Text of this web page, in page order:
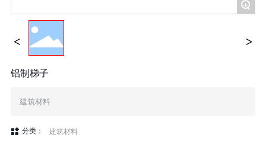
+
铝制梯子
建筑材料
分类： 建筑材料